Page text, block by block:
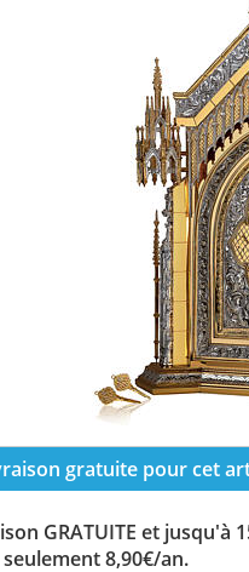
gratuite pour cet
GRATUITE et jusqu'à
8,90€/an.